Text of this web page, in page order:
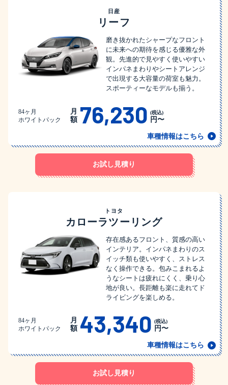
日産
リーフ
磨き抜かれたシャープなフロント
に未来への期待を感じる優雅な外
観。先進的で見やすく使いやすい
インパネまわりやシートアレンジ
で出現する大容量の荷室も魅力。
スポーティーなモデルも揃う。
84ヶ月
ホワイトパック
月
額 76,230 (税込)
円〜
車種情報はこちら
お試し見積り
トヨタ
カローラツーリング
存在感あるフロント、質感の高い
インテリア。インパネまわりのス
イッチ類も使いやすく、ストレス
なく操作できる。包みこまれるよ
うなシートは疲れにくく、乗り心
地が良い。長距離も楽に走れてド
ライビングを楽しめる。
84ヶ月
ホワイトパック
月
額 43,340 (税込)
円〜
車種情報はこちら
お試し見積り